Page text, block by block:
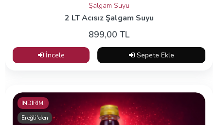
Şalgam Suyu
2 LT Acısız Şalgam Suyu
899,00 TL
İncele Sepete Ekle
İNDİRİM!
Ereğli'den